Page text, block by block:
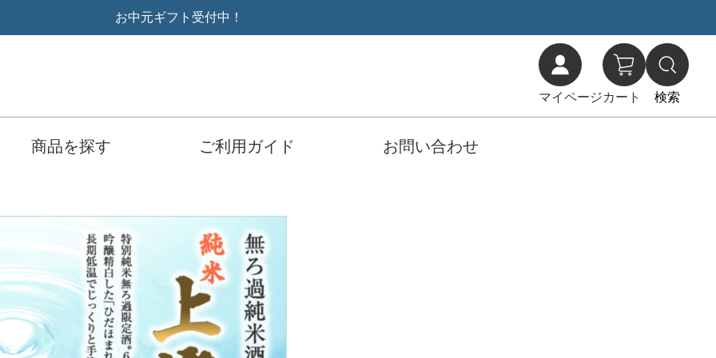
お中元ギフト受付中！
マイページカート 検索
商品を探す ご利用ガイド お問い合わせ